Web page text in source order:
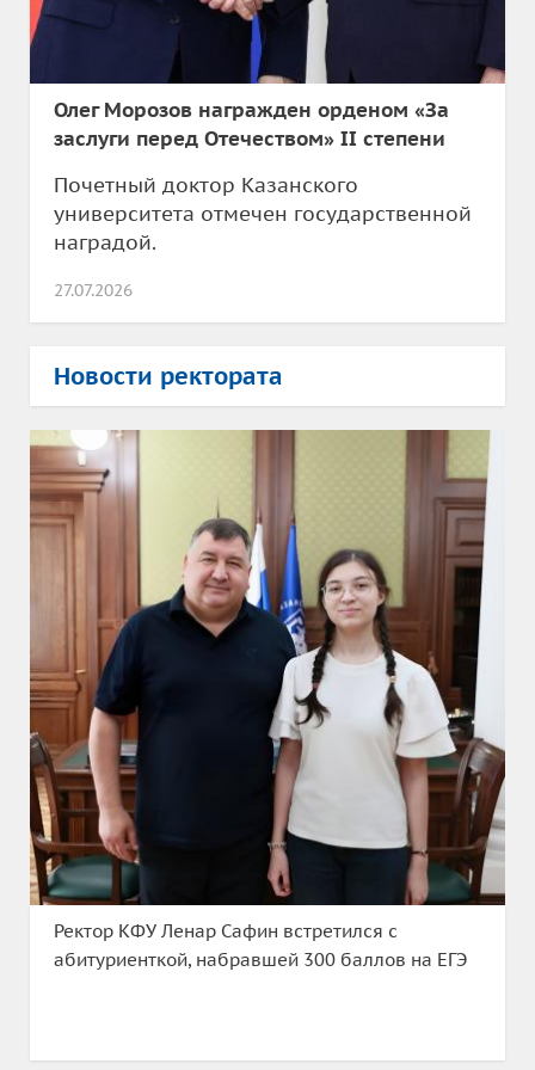
Олег Морозов награжден орденом «За
заслуги перед Отечеством» II степени
Почетный доктор Казанского
университета отмечен государственной
наградой.
27.07.2026
Новости ректората
Ректор КФУ Ленар Сафин встретился с
абитуриенткой, набравшей 300 баллов на ЕГЭ